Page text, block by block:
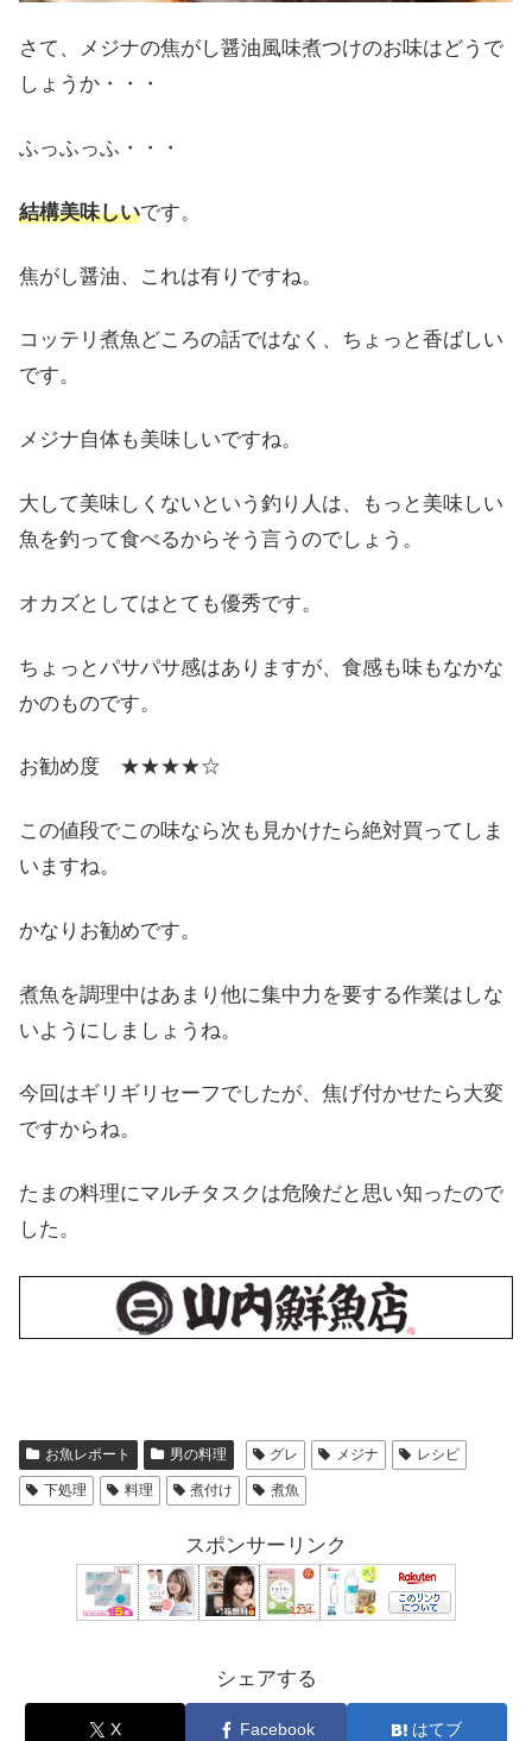
さて、メジナの焦がし醤油風味煮つけのお味はどうで
しょうか・・・
ふっふっふ・・・
結構美味しいです。
焦がし醤油、これは有りですね。
コッテリ煮魚どころの話ではなく、ちょっと香ばしい
です。
メジナ自体も美味しいですね。
大して美味しくないという釣り人は、もっと美味しい
魚を釣って食べるからそう言うのでしょう。
オカズとしてはとても優秀です。
ちょっとパサパサ感はありますが、食感も味もなかな
かのものです。
お勧め度 ★★★★☆
この値段でこの味なら次も見かけたら絶対買ってしま
いますね。
かなりお勧めです。
煮魚を調理中はあまり他に集中力を要する作業はしな
いようにしましょうね。
今回はギリギリセーフでしたが、焦げ付かせたら大変
ですからね。
たまの料理にマルチタスクは危険だと思い知ったので
した。
お魚レポート 男の料理 グレ メジナ レシピ
下処理 料理 煮付け 煮魚
スポンサーリンク
シェアする
X Facebook はてブ